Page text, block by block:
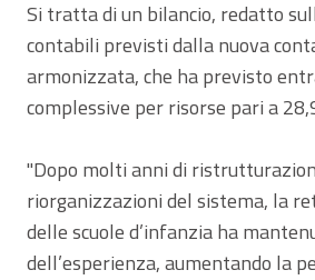
Si tratta di un bilancio, redatto
contabili previsti dalla nuova
armonizzata, che ha previsto
complessive per risorse pari a
"Dopo molti anni di
riorganizzazioni del sistema, la
delle scuole d’infanzia ha
dell’esperienza, aumentando la